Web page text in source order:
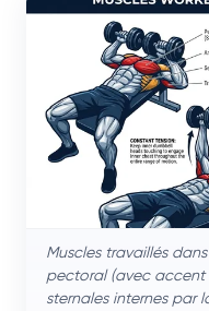
Muscles travaillés
pectoral (avec accent
sternales internes par